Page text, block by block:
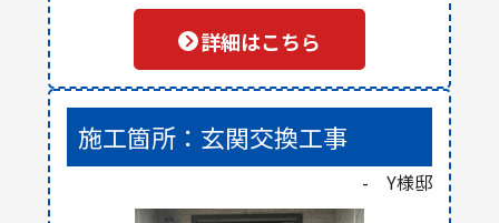
詳細はこちら
施工箇所：玄関交換工事
- Y様邸